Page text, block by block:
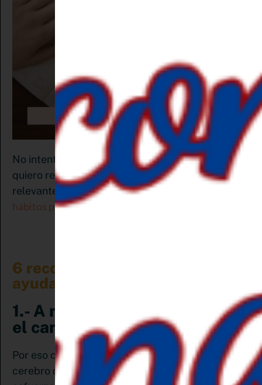
No intento darte un resumen de este libro, pero sí
quiero rescatar 6 ideas que para mi son las más
relevantes y que pueden ayudarnos a
hábitos para alcanzar los propósitos de año nuevo.
6 recomendaciones que nos
ayudarán a cambiar hábitos
1.- A nuestro cerebro le gusta
el camino fácil:
Por eso crea hábitos, es la manera que tiene el
cerebro de resolver un problema con el mínimo